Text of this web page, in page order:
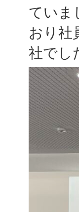
ていま
おり社
社でし